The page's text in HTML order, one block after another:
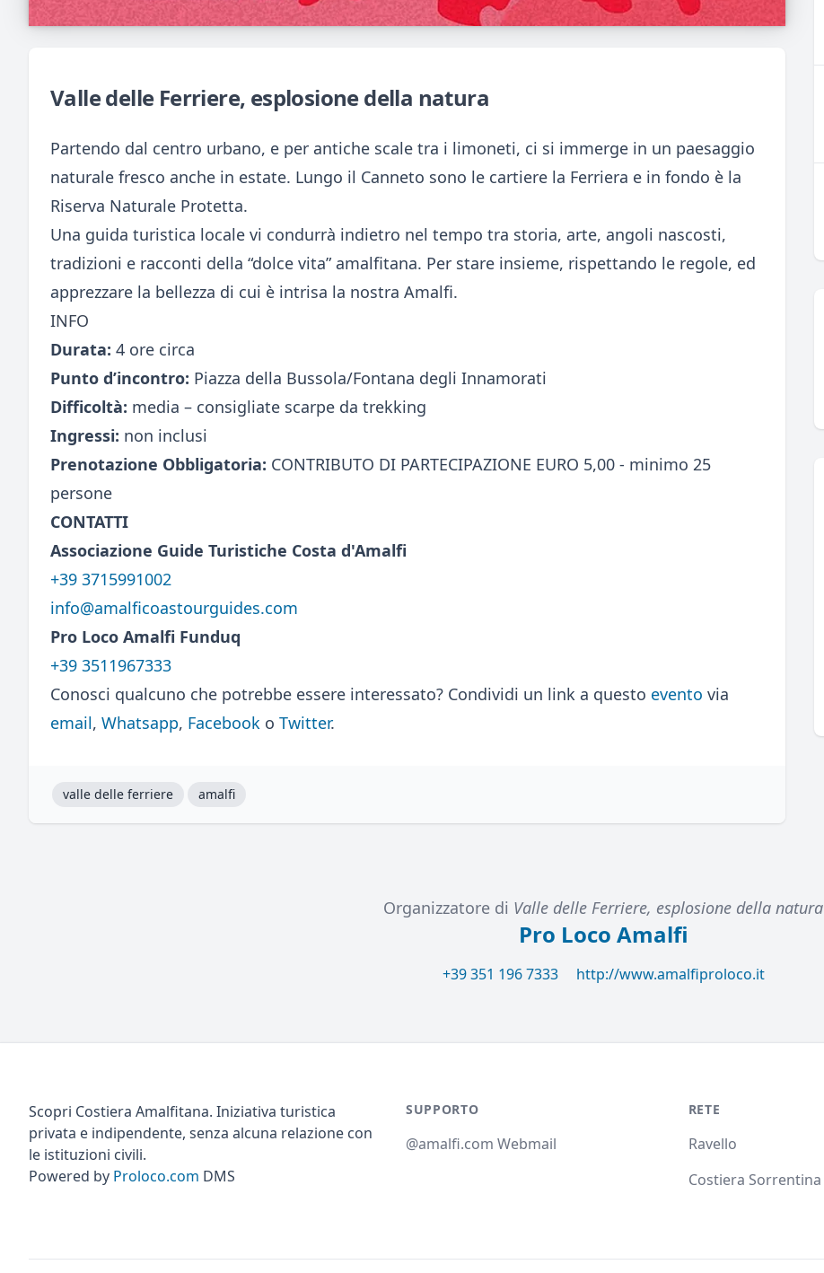
Valle delle Ferriere, esplosione della natura
Partendo dal centro urbano, e per antiche scale tra i limoneti, ci si immerge in un paesaggio
naturale fresco anche in estate. Lungo il Canneto sono le cartiere la Ferriera e in fondo è la
Riserva Naturale Protetta.
Una guida turistica locale vi condurrà indietro nel tempo tra storia, arte, angoli nascosti,
tradizioni e racconti della “dolce vita” amalfitana. Per stare insieme, rispettando le regole, ed
apprezzare la bellezza di cui è intrisa la nostra Amalfi.
INFO
Durata: 4 ore circa
Punto d’incontro: Piazza della Bussola/Fontana degli Innamorati
Difficoltà: media – consigliate scarpe da trekking
Ingressi: non inclusi
Prenotazione Obbligatoria: CONTRIBUTO DI PARTECIPAZIONE EURO 5,00 - minimo 25
persone
CONTATTI
Associazione Guide Turistiche Costa d'Amalfi
+39 3715991002
info@amalficoastourguides.com
Pro Loco Amalfi Funduq
+39 3511967333
Conosci qualcuno che potrebbe essere interessato? Condividi un link a questo evento via
email, Whatsapp, Facebook o Twitter.
valle delle ferriere amalfi
Organizzatore di Valle delle Ferriere, esplosione della natura
Pro Loco Amalfi
+39 351 196 7333 http://www.amalfiproloco.it
Scopri Costiera Amalfitana. Iniziativa turistica
privata e indipendente, senza alcuna relazione con
le istituzioni civili.
Powered by Proloco.com DMS
SUPPORTO
@amalfi.com Webmail
RETE
Ravello
Costiera Sorrentina